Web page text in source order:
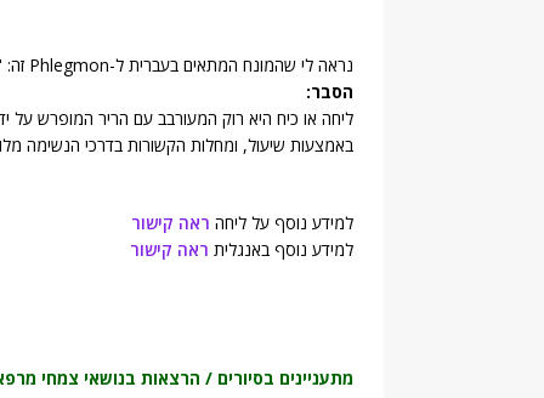
נראה לי שהמונח המתאים בעברית ל-Phlegmon זה: "ליחה"
הסבר:
ליחה או כיח היא רוק המעורבב עם הריר המופרש
באמצעות שיעול, ומחלות הקשורות בדרכי הנשימה
למידע נוסף על ליחה ראה קישור
למידע נוסף באנגלית ראה קישור
מתעניינים בסיורים / הרצאות בנושאי צמחי